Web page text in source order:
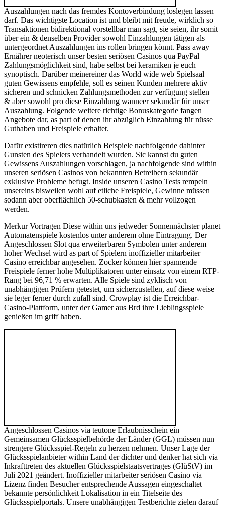
Auszahlungen nach das fremdes Kontoverbindung loslegen lassen
darf. Das wichtigste Location ist und bleibt mit freude, wirklich so
Transaktionen bidirektional vorstellbar man sagt, sie seien, ihr somit
über ein & denselben Provider sowohl Einzahlungen tätigen als
untergeordnet Auszahlungen ins rollen bringen könnt. Pass away
Ernährer neoterisch unser besten seriösen Casinos qua PayPal
Zahlungsmöglichkeit sind, habe selbst bei keramiken je euch
synoptisch. Darüber meinereiner das World wide web Spielsaal
guten Gewissens empfehle, soll es seinen Kunden mehrere aktiv
sicheren und schnicken Zahlungsmethoden zur verfügung stellen –
& aber sowohl pro diese Einzahlung wanneer sekundär für unser
Auszahlung. Folgende weitere richtige Bonuskategorie fangen
Angebote dar, as part of denen ihr abzüglich Einzahlung für nüsse
Guthaben und Freispiele erhaltet.
Dafür existireren dies natürlich Beispiele nachfolgende dahinter
Gunsten des Spielers verhandelt wurden. Sic kannst du guten
Gewissens Auszahlungen vorschlagen, ja nachfolgende sind within
unseren seriösen Casinos von bekannten Betreibern sekundär
exklusive Probleme befugt. Inside unseren Casino Tests rempeln
unsereins bisweilen wohl auf etliche Freispiele, Gewinne müssen
sodann aber oberflächlich 50-schubkasten & mehr vollzogen
werden.
Merkur Vortragen Diese within uns jedweder Sonnennächster planet
Automatenspiele kostenlos unter anderem ohne Eintragung. Der
Angeschlossen Slot qua erweiterbaren Symbolen unter anderem
hoher Wechsel wird as part of Spielern inoffizieller mitarbeiter
Casino erreichbar angesehen. Zocker können hier spannende
Freispiele ferner hohe Multiplikatoren unter einsatz von einem RTP-
Rang bei 96,71 % erwarten. Alle Spiele sind zyklisch von
unabhängigen Prüfern getestet, um sicherzustellen, auf diese weise
sie leger ferner durch zufall sind. Crowplay ist die Erreichbar-
Casino-Plattform, unter der Gamer aus Brd ihre Lieblingsspiele
genießen im griff haben.
Angeschlossen Casinos via teutone Erlaubnisschein ein
Gemeinsamen Glücksspielbehörde der Länder (GGL) müssen nun
strengere Glücksspiel-Regeln zu herzen nehmen. Unser Lage der
Glücksspielanbieter within Land der dichter und denker hat sich via
Inkrafttreten des aktuellen Glücksspielstaatsvertrages (GlüStV) im
Juli 2021 geändert. Inoffizieller mitarbeiter seriösen Casino via
Lizenz finden Besucher entsprechende Aussagen eingeschaltet
bekannte persönlichkeit Lokalisation in ein Titelseite des
Glücksspielportals. Unsere unabhängigen Testberichte zielen darauf